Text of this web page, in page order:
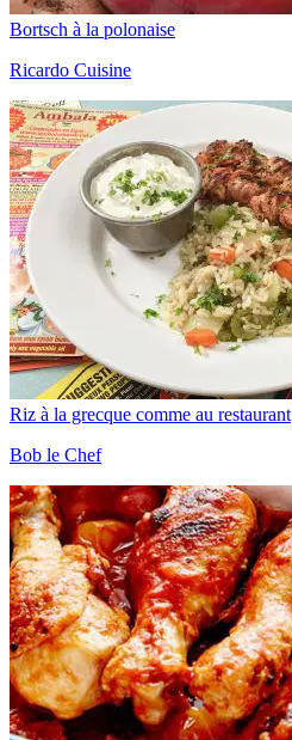
Bortsch à la polonaise
Ricardo Cuisine
Riz à la grecque comme au restaurant
Bob le Chef